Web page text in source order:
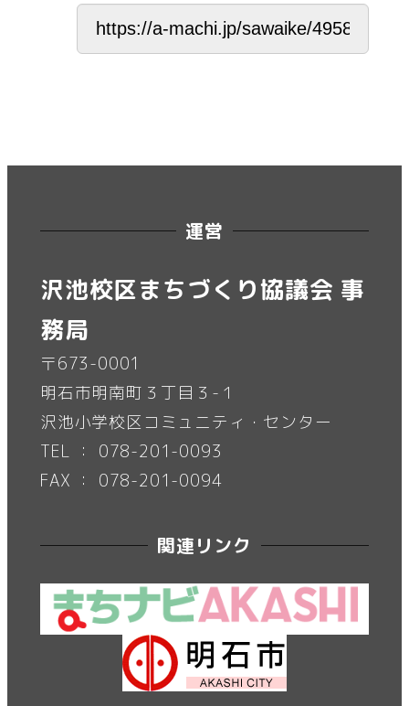
運営
沢池校区まちづくり協議会 事
務局
〒673-0001
明石市明南町３丁目３-１
沢池小学校区コミュニティ・センター
TEL ： 078-201-0093
FAX ： 078-201-0094
関連リンク